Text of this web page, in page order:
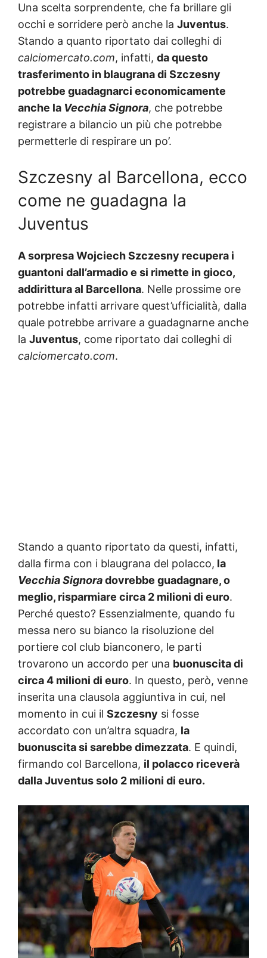
Una scelta sorprendente, che fa brillare gli
occhi e sorridere però anche la Juventus.
Stando a quanto riportato dai colleghi di
calciomercato.com, infatti, da questo
trasferimento in blaugrana di Szczesny
potrebbe guadagnarci economicamente
anche la Vecchia Signora, che potrebbe
registrare a bilancio un più che potrebbe
permetterle di respirare un po’.
Szczesny al Barcellona, ecco
come ne guadagna la
Juventus
A sorpresa Wojciech Szczesny recupera i
guantoni dall’armadio e si rimette in gioco,
addirittura al Barcellona. Nelle prossime ore
potrebbe infatti arrivare quest’ufficialità, dalla
quale potrebbe arrivare a guadagnarne anche
la Juventus, come riportato dai colleghi di
calciomercato.com.
Stando a quanto riportato da questi, infatti,
dalla firma con i blaugrana del polacco, la
Vecchia Signoradovrebbe guadagnare, o
meglio, risparmiare circa 2 milioni di euro.
Perché questo? Essenzialmente, quando fu
messa nero su bianco la risoluzione del
portiere col club bianconero, le parti
trovarono un accordo per una buonuscita di
circa 4 milioni di euro. In questo, però, venne
inserita una clausola aggiuntiva in cui, nel
momento in cui il Szczesny si fosse
accordato con un’altra squadra, la
buonuscita si sarebbe dimezzata. E quindi,
firmando col Barcellona, il polacco riceverà
dalla Juventus solo 2 milioni di euro.